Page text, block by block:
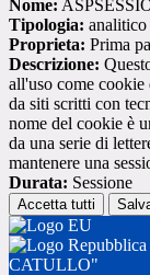
Nome:
Tipologia: analitico
Proprieta: Prima
Descrizione:
all'uso come cookie
da siti scritti con
nome del cookie è
da una serie di
mantenere una
Durata: Sessione
Accetta tutti
CATULLO"